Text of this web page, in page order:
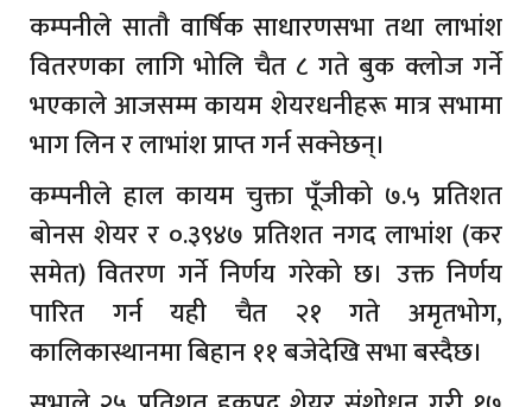
कम्पनीले सातौ वार्षिक साधारणसभा तथा लाभांश
वितरणका लागि भोलि चैत ८ गते बुक क्लोज गर्ने
भएकाले आजसम्म कायम शेयरधनीहरू मात्र सभामा
भाग लिन र लाभांश प्राप्त गर्न सक्नेछन्।
कम्पनीले हाल कायम चुक्ता पूँजीको ७.५ प्रतिशत
बोनस शेयर र ०.३९४७ प्रतिशत नगद लाभांश (कर
समेत) वितरण गर्ने निर्णय गरेको छ। उक्त निर्णय
पारित गर्न यही चैत २१ गते अमृतभोग,
कालिकास्थानमा बिहान ११ बजेदेखि सभा बस्दैछ।